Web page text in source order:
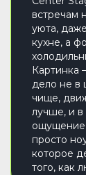
встречам
уюта,
кухне, а
Картинка
дело не в
чище,
лучше, и в
просто
которое
того, как